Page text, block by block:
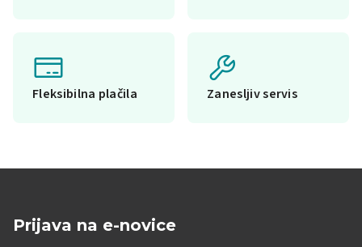
Fleksibilna plačila Zanesljiv servis
Prijava na e-novice